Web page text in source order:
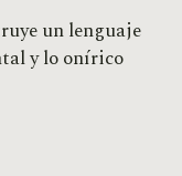
un lenguaje
y lo onírico